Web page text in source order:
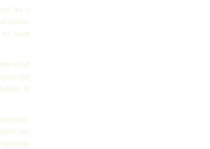
als u
familie.
hoge
biedt
niet
in
van